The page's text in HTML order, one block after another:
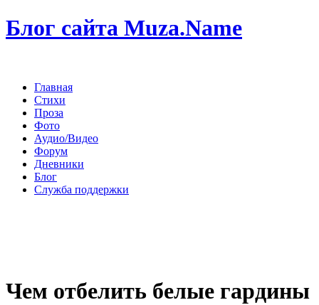
Блог сайта Muza.Name
Главная
Стихи
Проза
Фото
Аудио/Видео
Форум
Дневники
Блог
Служба поддержки
Чем отбелить белые гардины